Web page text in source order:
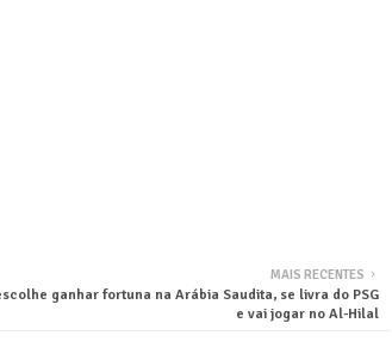
MAIS RECENTES
ganhar fortuna na Arábia Saudita, se livra do PSG
e vai jogar no Al-Hilal